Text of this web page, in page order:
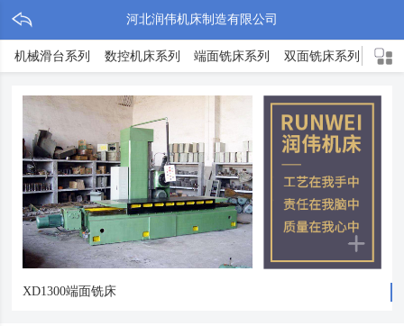
河北润伟机床制造有限公司
机械滑台系列 数控机床系列 端面铣床系列 双面铣床系列 TX
XD1300端面铣床